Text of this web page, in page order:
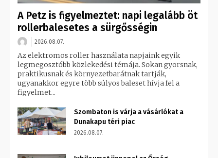
A Petz is figyelmeztet: napi legalább öt
rollerbalesetes a sürgősségin
2026.08.07.
Az elektromos roller használata napjaink egyik
legmegosztóbb közlekedési témája. Sokan gyorsnak,
praktikusnak és környezetbarátnak tartják,
ugyanakkor egyre több súlyos baleset hívja fel a
figyelmet...
Szombaton is várja a vásárlókat a
Dunakapu téri piac
2026.08.07.